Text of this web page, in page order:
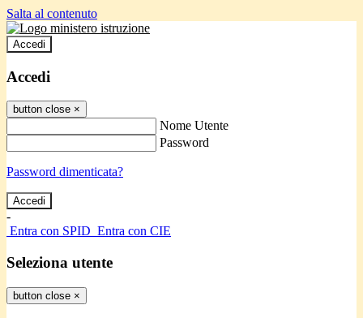
Salta al contenuto
Accedi
Accedi
button close ×
Nome Utente
Password
Password dimenticata?
-
Entra con SPID Entra con CIE
Seleziona utente
button close ×